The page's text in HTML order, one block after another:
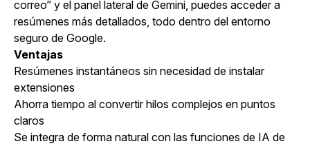
correo” y el panel lateral de Gemini, puedes acceder a
resúmenes más detallados, todo dentro del entorno
seguro de Google.
Ventajas
Resúmenes instantáneos sin necesidad de instalar
extensiones
Ahorra tiempo al convertir hilos complejos en puntos
claros
Se integra de forma natural con las funciones de IA de